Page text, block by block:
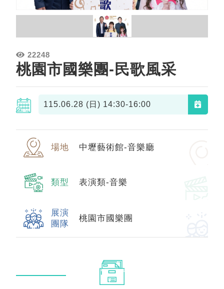
22248
桃園市國樂團-民歌風采
115.06.28 (日) 14:30-16:00
場地 中壢藝術館-音樂廳
類型 表演類-音樂
展演
團隊
桃園市國樂團